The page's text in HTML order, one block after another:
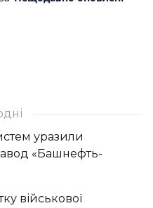
уразили
«Башнефть-
військової